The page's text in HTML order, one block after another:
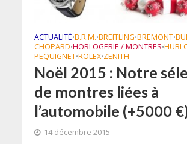
ACTUALITÉ•B.R.M.•BREITLING•BREMONT•
CHOPARD•HORLOGERIE / MONTRES•
PEQUIGNET•ROLEX•ZENITH
Noël 2015 : Notre
de montres liées à
l’automobile (+5000
14 décembre 2015